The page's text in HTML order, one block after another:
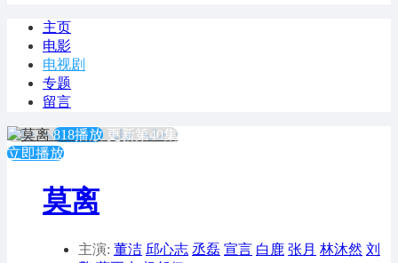
主页
电影
电视剧
专题
留言
818播放 更新第40集
立即播放
莫离
主演: 董洁 邱心志 丞磊 宣言 白鹿 张月 林沐然 刘